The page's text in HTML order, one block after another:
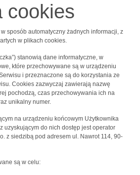
cookies
sposób automatyczny żadnych informacji, z
w plikach cookies.
stanowią dane informatyczne, w
które przechowywane są w urządzeniu
i przeznaczone są do korzystania ze
Cookies zazwyczaj zawierają nazwę
pochodzą, czas przechowywania ich na
unikalny numer.
na urządzeniu końcowym Użytkownika
uzyskującym do nich dostęp jest operator
z siedzibą pod adresem ul. Nawrot 114, 90-
są w celu: